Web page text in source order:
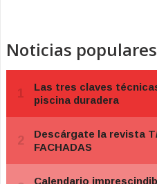
Noticias populares